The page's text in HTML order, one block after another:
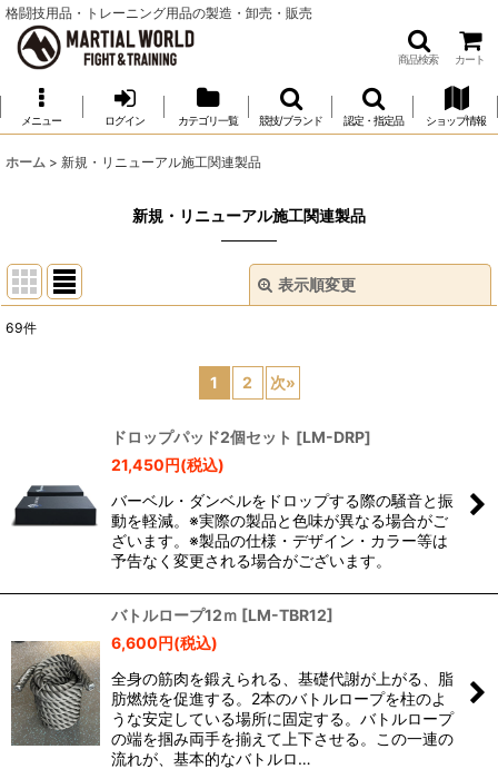
格闘技用品・トレーニング用品の製造・卸売・販売
商品検索 カート
メニュー ログイン カテゴリ一覧 競技/ブランド 認定・指定品 ショップ情報
ホーム > 新規・リニューアル施工関連製品
新規・リニューアル施工関連製品
表示順変更
絞り込む
69件
1 2 次»
ドロップパッド2個セット [LM-DRP]
21,450円(税込)
バーベル・ダンベルをドロップする際の騒音と振
動を軽減。※実際の製品と色味が異なる場合がご
ざいます。※製品の仕様・デザイン・カラー等は
予告なく変更される場合がございます。
バトルロープ12ｍ [LM-TBR12]
6,600円(税込)
全身の筋肉を鍛えられる、基礎代謝が上がる、脂
肪燃焼を促進する。2本のバトルロープを柱のよ
うな安定している場所に固定する。バトルロープ
の端を掴み両手を揃えて上下させる。この一連の
流れが、基本的なバトルロ…